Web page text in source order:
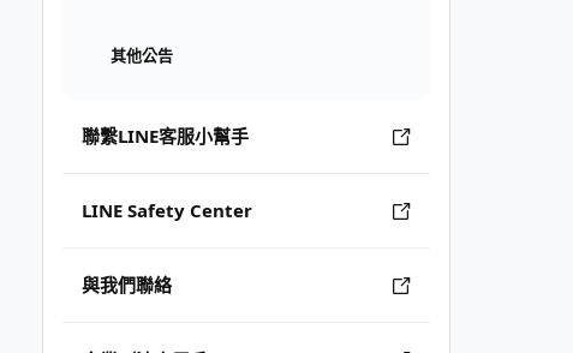
其他公告
聯繫LINE客服小幫手
LINE Safety Center
與我們聯絡